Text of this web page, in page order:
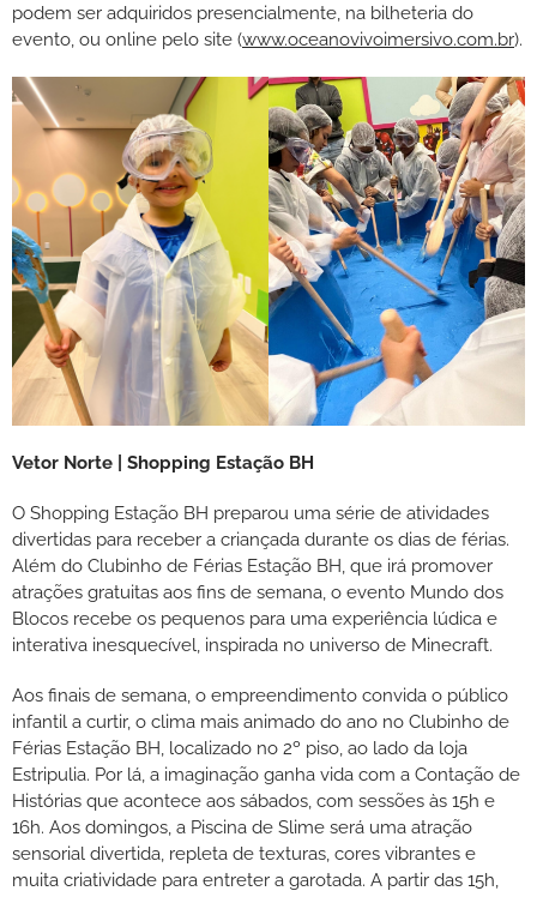
podem ser adquiridos presencialmente, na bilheteria do
evento, ou online pelo site (www.oceanovivoimersivo.com.br).
Vetor Norte | Shopping Estação BH
O Shopping Estação BH preparou uma série de atividades
divertidas para receber a criançada durante os dias de férias.
Além do Clubinho de Férias Estação BH, que irá promover
atrações gratuitas aos fins de semana, o evento Mundo dos
Blocos recebe os pequenos para uma experiência lúdica e
interativa inesquecível, inspirada no universo de Minecraft.
Aos finais de semana, o empreendimento convida o público
infantil a curtir, o clima mais animado do ano no Clubinho de
Férias Estação BH, localizado no 2º piso, ao lado da loja
Estripulia. Por lá, a imaginação ganha vida com a Contação de
Histórias que acontece aos sábados, com sessões às 15h e
16h. Aos domingos, a Piscina de Slime será uma atração
sensorial divertida, repleta de texturas, cores vibrantes e
muita criatividade para entreter a garotada. A partir das 15h,